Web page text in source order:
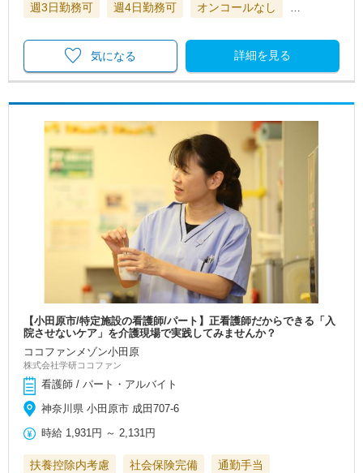
週3日勤務可
週4日勤務可 オンコールなし …
詳細を見る
気になる
【小田原市/特定施設の看護師/パート】正看護師だからできる「入
院させないケア」を介護現場で実践してみませんか？
ココファンメゾン小田原
株式会社学研ココファン
看護師 / パート・アルバイト
神奈川県 小田原市 成田707-6
時給 1,931円 ～2,131円
扶養控除内考慮 社会保険完備
通勤手当